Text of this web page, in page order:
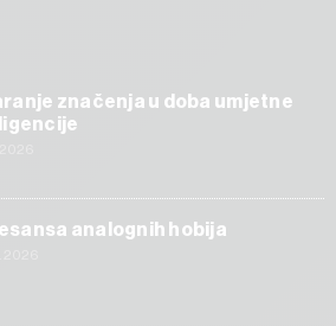
značenja u doba umjetne
analognih hobija